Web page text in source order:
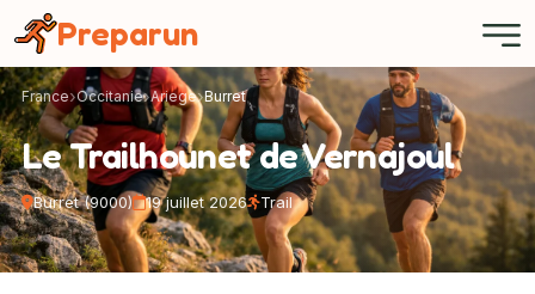
Preparun
France Occitanie Ariege Burret
Le Trailhounet de Vernajoul
Burret (9000) 19 juillet 2026 Trail
Panneau de gestion des cookies